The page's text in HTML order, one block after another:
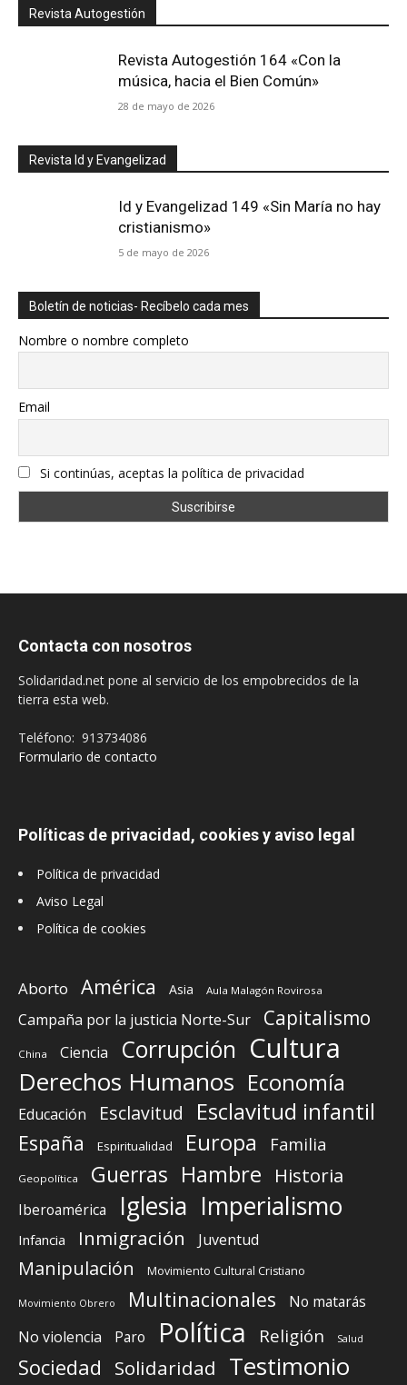
Revista Autogestión
Revista Autogestión 164 «Con la
música, hacia el Bien Común»
28 de mayo de 2026
Revista Id y Evangelizad
Id y Evangelizad 149 «Sin María no hay
cristianismo»
5 de mayo de 2026
Boletín de noticias- Recíbelo cada mes
Nombre o nombre completo
Email
Si continúas, aceptas la política de privacidad
Contacta con nosotros
Solidaridad.net pone al servicio de los empobrecidos de la
tierra esta web.
Teléfono: 913734086
Formulario de contacto
Políticas de privacidad, cookies y aviso legal
Política de privacidad
Aviso Legal
Política de cookies
Aborto América Asia Aula Malagón Rovirosa
Campaña por la justicia Norte-Sur Capitalismo
China Ciencia Corrupción Cultura
Derechos Humanos Economía
Educación Esclavitud Esclavitud infantil
España Espiritualidad Europa Familia
Geopolítica Guerras Hambre Historia
Iberoamérica Iglesia Imperialismo
Infancia Inmigración Juventud
Manipulación Movimiento Cultural Cristiano
Movimiento Obrero Multinacionales
No matarás
No violencia
Paro Política Religión Salud
Sociedad Solidaridad Testimonio